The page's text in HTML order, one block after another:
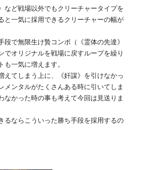
など戦場以外でもクリーチャータイプを
と一気に採用できるクリーチャーの幅が
段で無限生け贄コンボ（《霊体の先達》
オリジナルを戦場に戻すループを繰り
一気に増えます。
えてしまう上に、《奸謀》を引けなかっ
メンタルがたくさんある時に引いてしま
なかった時の事も考えて今回は見送りま
るならこういった勝ち手段を採用するの